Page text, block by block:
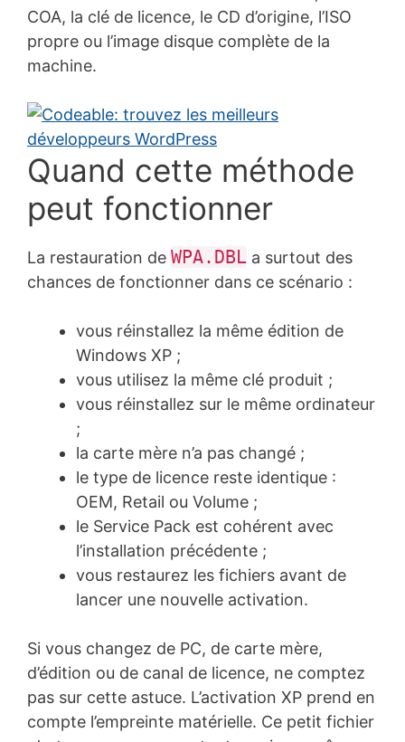
COA, la clé de licence, le CD d’origine, l’ISO
propre ou l’image disque complète de la
machine.
Quand cette méthode
peut fonctionner
La restauration de WPA.DBL a surtout des
chances de fonctionner dans ce scénario :
vous réinstallez la même édition de
Windows XP ;
vous utilisez la même clé produit ;
vous réinstallez sur le même ordinateur
;
la carte mère n’a pas changé ;
le type de licence reste identique :
OEM, Retail ou Volume ;
le Service Pack est cohérent avec
l’installation précédente ;
vous restaurez les fichiers avant de
lancer une nouvelle activation.
Si vous changez de PC, de carte mère,
d’édition ou de canal de licence, ne comptez
pas sur cette astuce. L’activation XP prend en
compte l’empreinte matérielle. Ce petit fichier